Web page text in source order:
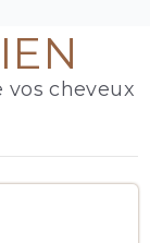
vos cheveux